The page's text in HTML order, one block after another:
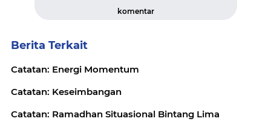
komentar
Berita Terkait
Catatan: Energi Momentum
Catatan: Keseimbangan
Catatan: Ramadhan Situasional Bintang Lima